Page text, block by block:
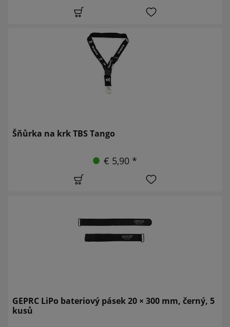
Šňůrka na krk TBS Tango
€ 5,90 *
GEPRC LiPo bateriový pásek 20 × 300 mm, černý, 5
kusů